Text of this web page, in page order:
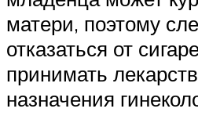
матери, поэтому
отказаться от
принимать
назначения